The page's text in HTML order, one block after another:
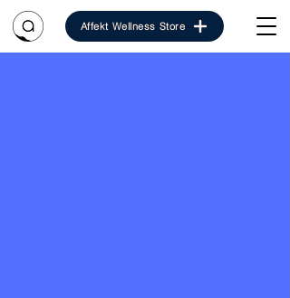
Affekt Wellness Store